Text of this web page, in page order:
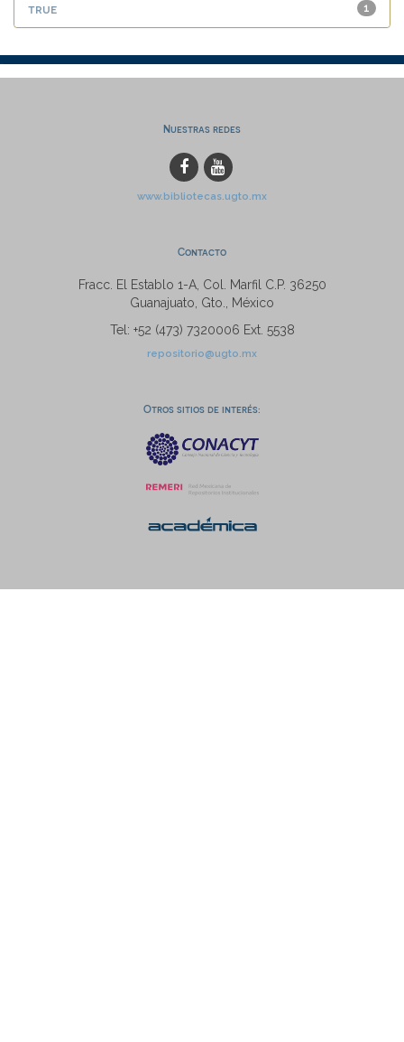
1
true
Nuestras redes
www.bibliotecas.ugto.mx
Contacto
Fracc. El Establo 1-A, Col. Marfil C.P. 36250
Guanajuato, Gto., México
Tel: +52 (473) 7320006 Ext. 5538
repositorio@ugto.mx
Otros sitios de interés: